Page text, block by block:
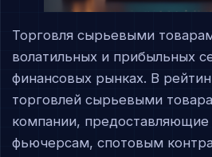
Торговля сырьевыми
волатильных и прибыльных
финансовых рынках. В
торговлей сырьевыми
компании, предоставляющие
фьючерсам, спотовым